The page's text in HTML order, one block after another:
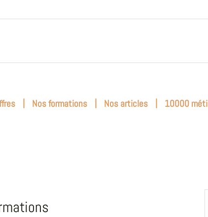
| Nos formations | Nos articles | 10000